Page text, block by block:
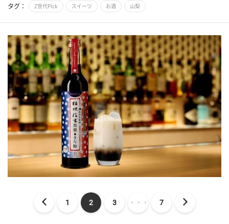
タグ： Z世代Pick スイーツ お酒 山梨
1 2 3 ・・・ 7